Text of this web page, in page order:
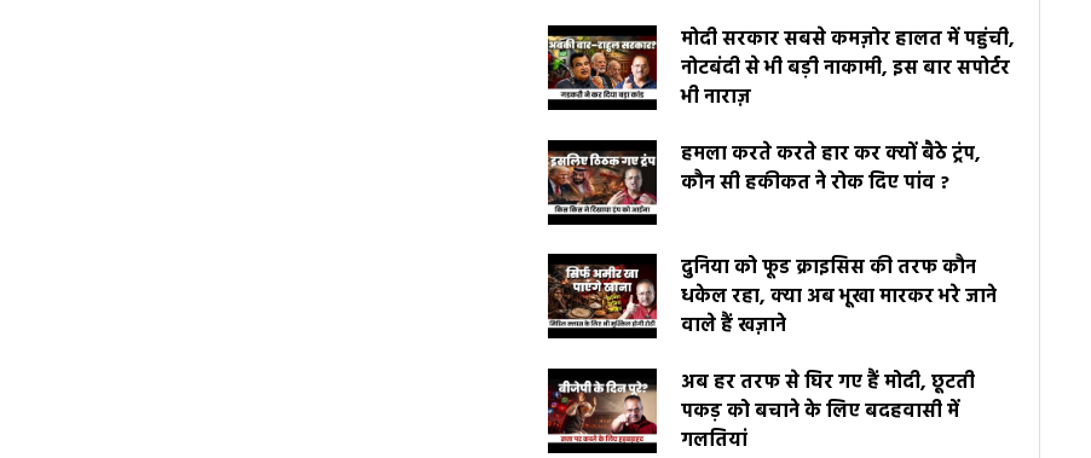
मोदी सरकार सबसे कमज़ोर हालत में पहुंची,
नोटबंदी से भी बड़ी नाकामी, इस बार सपोर्टर
भी नाराज़
हमला करते करते हार कर क्यों बैठे ट्रंप,
कौन सी हकीकत ने रोक दिए पांव ?
दुनिया को फूड क्राइसिस की तरफ कौन
धकेल रहा, क्या अब भूखा मारकर भरे जाने
वाले हैं खज़ाने
अब हर तरफ से घिर गए हैं मोदी, छूटती
पकड़ को बचाने के लिए बदहवासी में
गलतियां